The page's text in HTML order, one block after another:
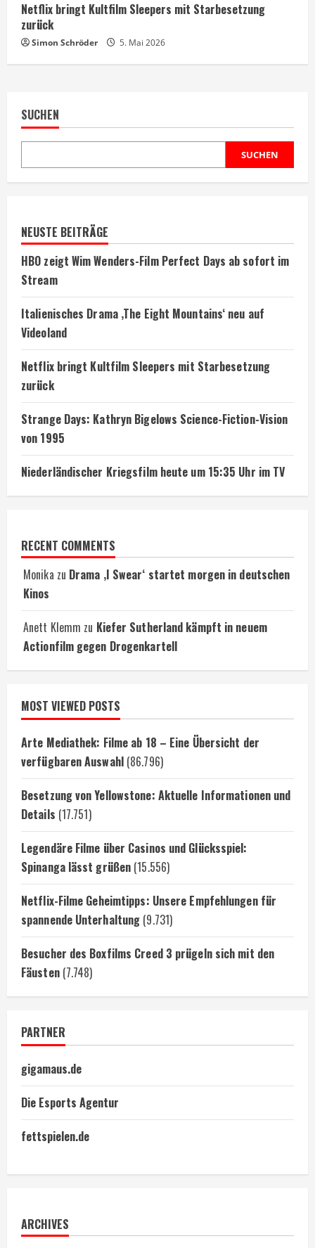
Netflix bringt Kultfilm Sleepers mit Starbesetzung
zurück
Simon Schröder 5. Mai 2026
SUCHEN
SUCHEN
NEUSTE BEITRÄGE
HBO zeigt Wim Wenders-Film Perfect Days ab sofort im
Stream
Italienisches Drama ‚The Eight Mountains‘ neu auf
Videoland
Netflix bringt Kultfilm Sleepers mit Starbesetzung
zurück
Strange Days: Kathryn Bigelows Science-Fiction-Vision
von 1995
Niederländischer Kriegsfilm heute um 15:35 Uhr im TV
RECENT COMMENTS
Monika zu Drama ‚I Swear‘ startet morgen in deutschen
Kinos
Anett Klemm zu Kiefer Sutherland kämpft in neuem
Actionfilm gegen Drogenkartell
MOST VIEWED POSTS
Arte Mediathek: Filme ab 18 – Eine Übersicht der
verfügbaren Auswahl (86.796)
Besetzung von Yellowstone: Aktuelle Informationen und
Details (17.751)
Legendäre Filme über Casinos und Glücksspiel:
Spinanga lässt grüßen (15.556)
Netflix-Filme Geheimtipps: Unsere Empfehlungen für
spannende Unterhaltung (9.731)
Besucher des Boxfilms Creed 3 prügeln sich mit den
Fäusten (7.748)
PARTNER
gigamaus.de
Die Esports Agentur
fettspielen.de
ARCHIVES